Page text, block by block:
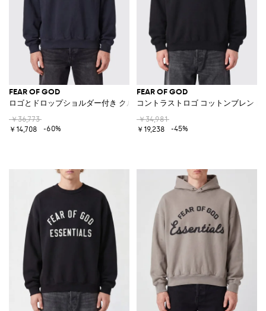
FEAR OF GOD
ロゴとドロップショルダー付き クルーネックコットンスウェットシャツ
￥36,773
￥14,708
-60%
FEAR OF GOD
コントラストロゴ コットンブレンド
￥34,981
￥19,238
-45%